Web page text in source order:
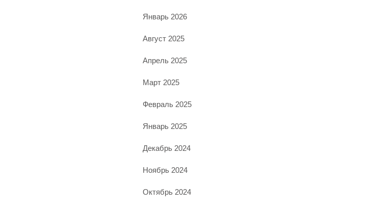
Январь 2026
Август 2025
Апрель 2025
Март 2025
Февраль 2025
Январь 2025
Декабрь 2024
Ноябрь 2024
Октябрь 2024